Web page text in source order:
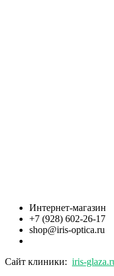
Интернет-магазин
+7 (928) 602-26-17
shop@iris-optica.ru
Сайт клиники: iris-